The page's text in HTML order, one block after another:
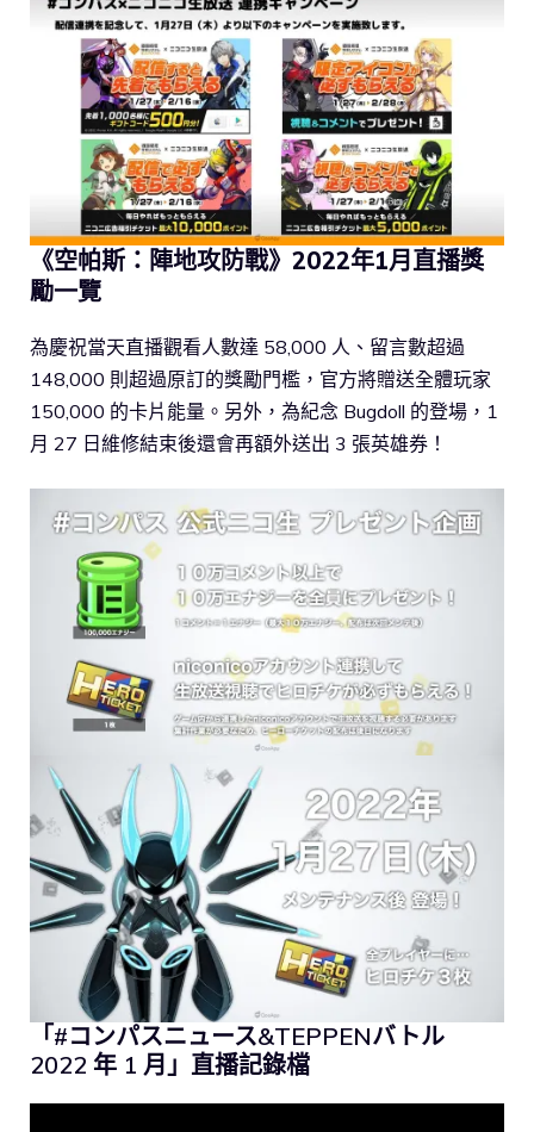
《空帕斯：陣地攻防戰》2022年1月直播獎
勵一覽
為慶祝當天直播觀看人數達 58,000 人、留言數超過
148,000 則超過原訂的獎勵門檻，官方將贈送全體玩家
150,000 的卡片能量。另外，為紀念 Bugdoll 的登場，1
月 27 日維修結束後還會再額外送出 3 張英雄券！
「#コンパスニュース&TEPPENバトル
2022 年 1 月」直播記錄檔